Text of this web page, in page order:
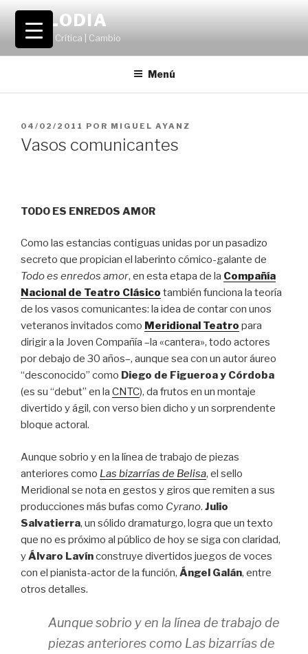
Saltar
contenido
VOLODIA
Teatro | Crítica | Cambio
Menú
PUBLICADO
EL
04/02/2011 POR MIGUEL AYANZ
Vasos comunicantes
TODO ES ENREDOS AMOR
Como las estancias contiguas unidas por un pasadizo
secreto que propician el laberinto cómico-galante de
Todo es enredos amor, en esta etapa de la Compañía
Nacional de Teatro Clásico también funciona la teoría
de los vasos comunicantes: la idea de contar con unos
veteranos invitados como Meridional Teatro para
dirigir a la Joven Compañía –la «cantera», todo actores
por debajo de 30 años–, aunque sea con un autor áureo
“desconocido” como Diego de Figueroa y Córdoba
(es su “debut” en la CNTC), da frutos en un montaje
divertido y ágil, con verso bien dicho y un sorprendente
bloque actoral.
Aunque sobrio y en la línea de trabajo de piezas
anteriores como Las bizarrías de Belisa, el sello
Meridional se nota en gestos y giros que remiten a sus
producciones más bufas como Cyrano. Julio
Salvatierra, un sólido dramaturgo, logra que un texto
que no es próximo al público de hoy se siga con claridad,
yÁlvaro Lavínconstruye divertidos juegos de voces
con el pianista-actor de la función, Ángel Galán, entre
otros detalles.
Aunque sobrio y en la línea de trabajo de
piezas anteriores como Las bizarrías de